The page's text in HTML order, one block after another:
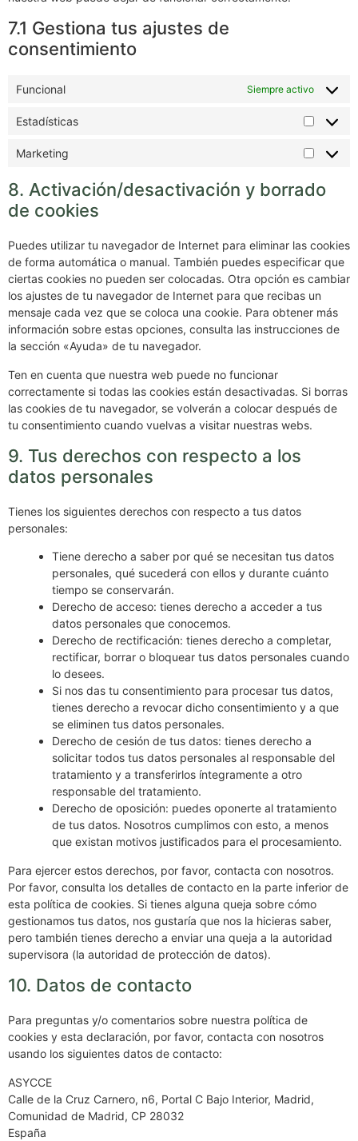
7.1 Gestiona tus ajustes de
consentimiento
Funcional Siempre activo
Estadísticas
Marketing
8. Activación/desactivación y borrado
de cookies
Puedes utilizar tu navegador de Internet para eliminar las cookies
de forma automática o manual. También puedes especificar que
ciertas cookies no pueden ser colocadas. Otra opción es cambiar
los ajustes de tu navegador de Internet para que recibas un
mensaje cada vez que se coloca una cookie. Para obtener más
información sobre estas opciones, consulta las instrucciones de
la sección «Ayuda» de tu navegador.
Ten en cuenta que nuestra web puede no funcionar
correctamente si todas las cookies están desactivadas. Si borras
las cookies de tu navegador, se volverán a colocar después de
tu consentimiento cuando vuelvas a visitar nuestras webs.
9. Tus derechos con respecto a los
datos personales
Tienes los siguientes derechos con respecto a tus datos
personales:
Tiene derecho a saber por qué se necesitan tus datos
personales, qué sucederá con ellos y durante cuánto
tiempo se conservarán.
Derecho de acceso: tienes derecho a acceder a tus
datos personales que conocemos.
Derecho de rectificación: tienes derecho a completar,
rectificar, borrar o bloquear tus datos personales cuando
lo desees.
Si nos das tu consentimiento para procesar tus datos,
tienes derecho a revocar dicho consentimiento y a que
se eliminen tus datos personales.
Derecho de cesión de tus datos: tienes derecho a
solicitar todos tus datos personales al responsable del
tratamiento y a transferirlos íntegramente a otro
responsable del tratamiento.
Derecho de oposición: puedes oponerte al tratamiento
de tus datos. Nosotros cumplimos con esto, a menos
que existan motivos justificados para el procesamiento.
Para ejercer estos derechos, por favor, contacta con nosotros.
Por favor, consulta los detalles de contacto en la parte inferior de
esta política de cookies. Si tienes alguna queja sobre cómo
gestionamos tus datos, nos gustaría que nos la hicieras saber,
pero también tienes derecho a enviar una queja a la autoridad
supervisora (la autoridad de protección de datos).
10. Datos de contacto
Para preguntas y/o comentarios sobre nuestra política de
cookies y esta declaración, por favor, contacta con nosotros
usando los siguientes datos de contacto:
ASYCCE
Calle de la Cruz Carnero, n6, Portal C Bajo Interior, Madrid,
Comunidad de Madrid, CP 28032
España